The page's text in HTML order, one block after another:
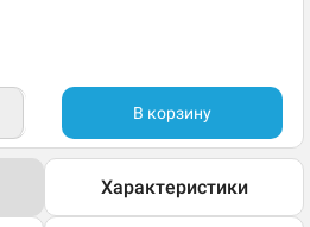
В корзину
Характеристики